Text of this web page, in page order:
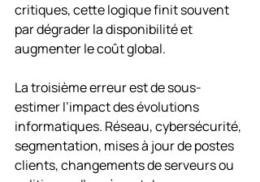
critiques, cette logique finit souvent
par dégrader la disponibilité et
augmenter le coût global.
La troisième erreur est de sous-
estimer l’impact des évolutions
informatiques. Réseau, cybersécurité,
segmentation, mises à jour de postes
clients, changements de serveurs ou